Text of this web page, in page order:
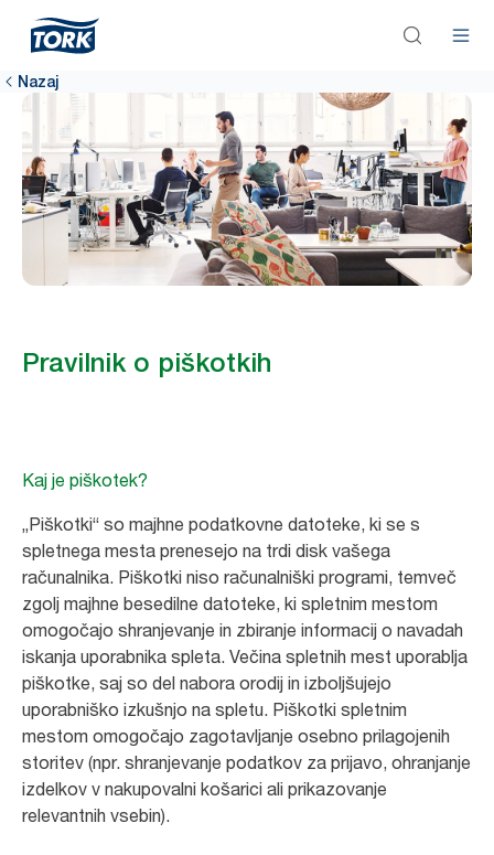
Nazaj
Pravilnik o piškotkih
Kaj je piškotek?
„Piškotki“ so majhne podatkovne datoteke, ki se s
spletnega mesta prenesejo na trdi disk vašega
računalnika. Piškotki niso računalniški programi, temveč
zgolj majhne besedilne datoteke, ki spletnim mestom
omogočajo shranjevanje in zbiranje informacij o navadah
iskanja uporabnika spleta. Večina spletnih mest uporablja
piškotke, saj so del nabora orodij in izboljšujejo
uporabniško izkušnjo na spletu. Piškotki spletnim
mestom omogočajo zagotavljanje osebno prilagojenih
storitev (npr. shranjevanje podatkov za prijavo, ohranjanje
izdelkov v nakupovalni košarici ali prikazovanje
relevantnih vsebin).